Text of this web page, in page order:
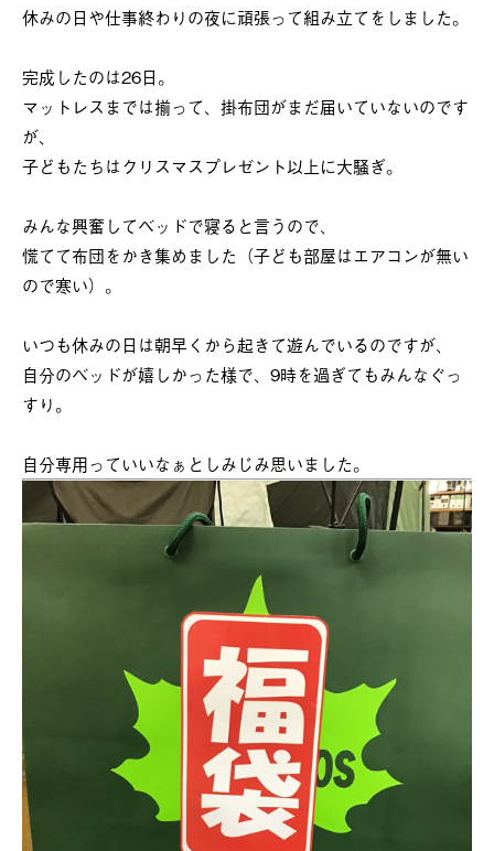
休みの日や仕事終わりの夜に頑張って組み立てをしました。
完成したのは26日。
マットレスまでは揃って、掛布団がまだ届いていないのです
が、
子どもたちはクリスマスプレゼント以上に大騒ぎ。
みんな興奮してベッドで寝ると言うので、
慌てて布団をかき集めました（子ども部屋はエアコンが無い
ので寒い）。
いつも休みの日は朝早くから起きて遊んでいるのですが、
自分のベッドが嬉しかった様で、9時を過ぎてもみんなぐっ
すり。
自分専用っていいなぁとしみじみ思いました。